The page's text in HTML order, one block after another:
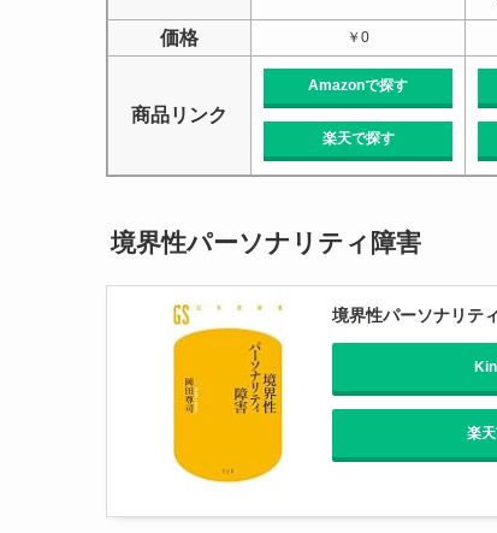
価格 ￥0
商品リンク
Amazonで探す
楽天で探す
境界性パーソナリティ障害
境界性パーソナリテ
楽